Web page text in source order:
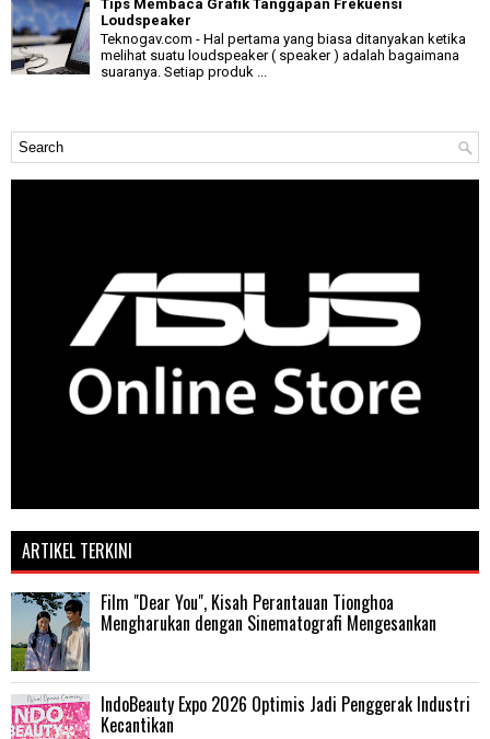
Tips Membaca Grafik Tanggapan Frekuensi
Loudspeaker
Teknogav.com - Hal pertama yang biasa ditanyakan ketika
melihat suatu loudspeaker ( speaker ) adalah bagaimana
suaranya. Setiap produk ...
ARTIKEL TERKINI
Film "Dear You", Kisah Perantauan Tionghoa
Mengharukan dengan Sinematografi Mengesankan
IndoBeauty Expo 2026 Optimis Jadi Penggerak Industri
Kecantikan